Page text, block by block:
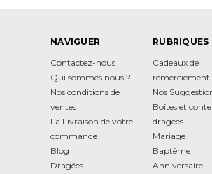
NAVIGUER
Contactez-nous
Qui sommes nous ?
Nos conditions de
ventes
La Livraison de votre
commande
Blog
Dragées
RUBRIQUES
Cadeaux de
remerciement
Nos
Boîtes et
dragées
Mariage
Baptême
Anniversaire